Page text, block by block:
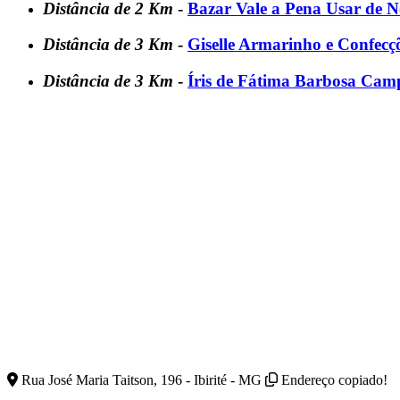
Distância de 2 Km - Bazar Vale a Pena Usar de
Distância de 3 Km - Giselle Armarinho e
Distância de 3 Km - Íris de Fátima Barbosa
Rua José Maria Taitson, 196 - Ibirité - MG
Endereço copiado!